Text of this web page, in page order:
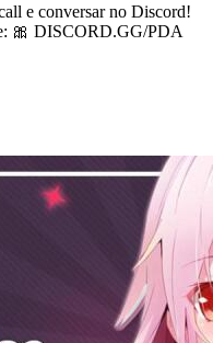
e conversar no Discord!
🎀 DISCORD.GG/PDA